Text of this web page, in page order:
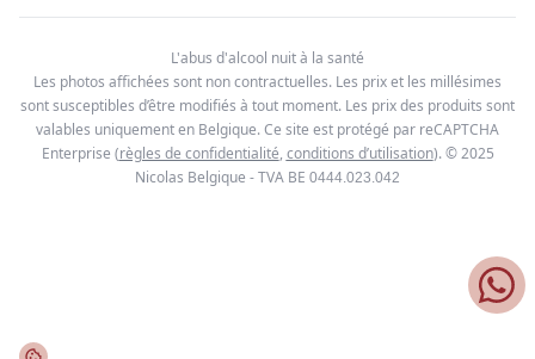
L'abus d'alcool nuit à la santé
Les photos affichées sont non contractuelles. Les prix et les millésimes
sont susceptibles d’être modifiés à tout moment. Les prix des produits sont
valables uniquement en Belgique. Ce site est protégé par reCAPTCHA
Enterprise (règles de confidentialité, conditions d’utilisation). © 2025
Nicolas Belgique - TVA BE 0444.023.042